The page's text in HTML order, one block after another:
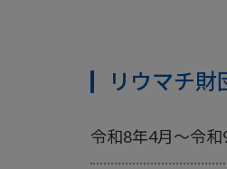
リウマチ財
令和8年4月〜令和